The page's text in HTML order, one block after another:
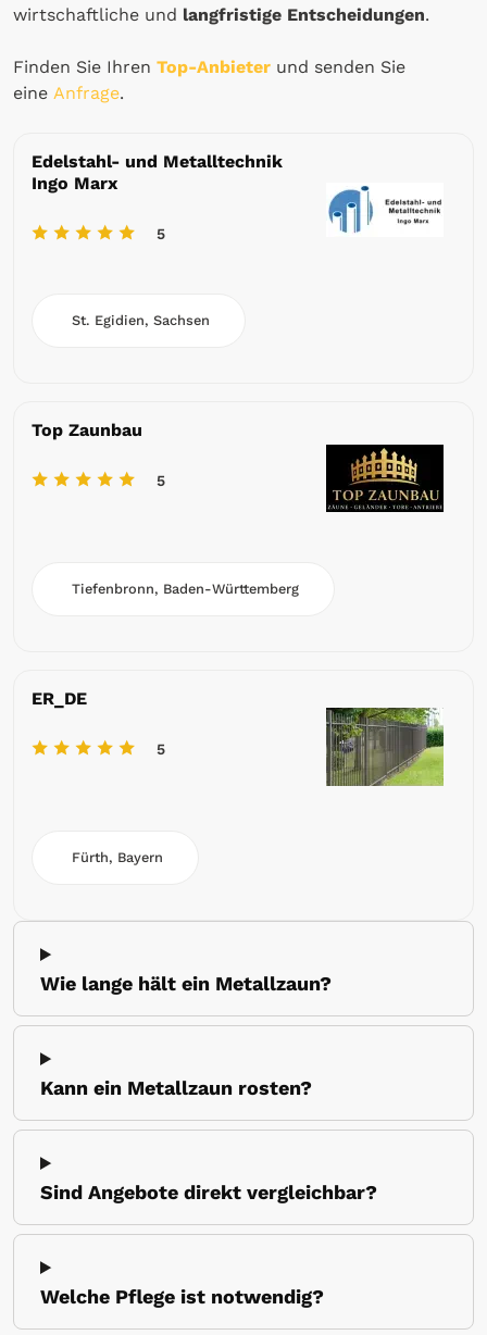
wirtschaftliche und langfristige Entscheidungen.
Finden Sie Ihren Top-Anbieter und senden Sie
eine Anfrage.
Edelstahl- und Metalltechnik
Ingo Marx
5
St. Egidien, Sachsen
Top Zaunbau
5
Tiefenbronn, Baden-Württemberg
ER_DE
5
Fürth, Bayern
Wie lange hält ein Metallzaun?
Kann ein Metallzaun rosten?
Sind Angebote direkt vergleichbar?
Welche Pflege ist notwendig?